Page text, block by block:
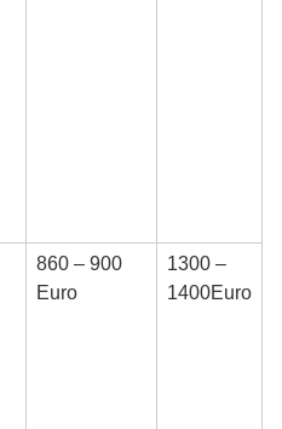
860 – 900
Euro
1300 –
1400Euro